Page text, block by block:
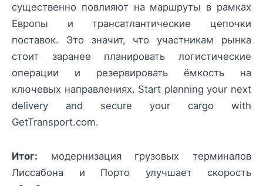
существенно повлияют на маршруты в рамках
Европы и трансатлантические цепочки
поставок. Это значит, что участникам рынка
стоит заранее планировать логистические
операции и резервировать ёмкость на
ключевых направлениях. Start planning your next
delivery and secure your cargo with
GetTransport.com.
Итог: модернизация грузовых терминалов
Лиссабона и Порто улучшает скорость